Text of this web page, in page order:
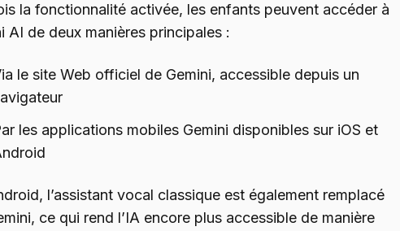
la fonctionnalité activée, les enfants peuvent accéder à
AI de deux manières principales :
le site Web officiel de Gemini, accessible depuis un
les applications mobiles Gemini disponibles sur iOS et
l’assistant vocal classique est également remplacé
ce qui rend l’IA encore plus accessible de manière